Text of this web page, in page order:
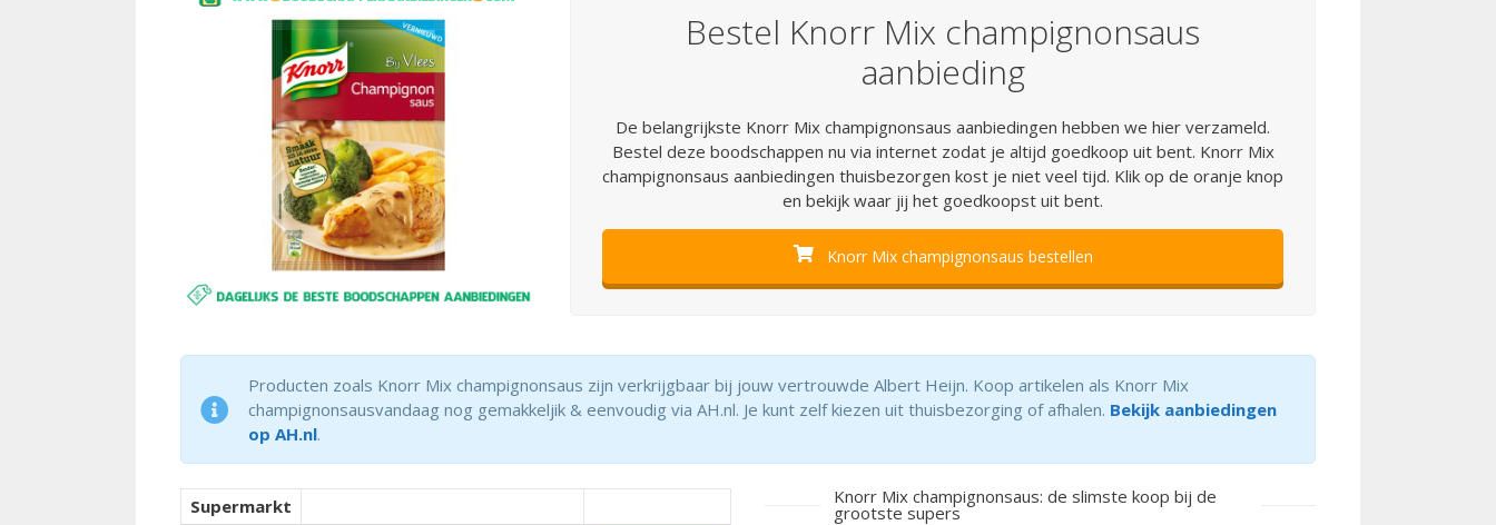
Bestel Knorr Mix champignonsaus
aanbieding
De belangrijkste Knorr Mix champignonsaus aanbiedingen hebben we hier verzameld.
Bestel deze boodschappen nu via internet zodat je altijd goedkoop uit bent. Knorr Mix
champignonsaus aanbiedingen thuisbezorgen kost je niet veel tijd. Klik op de oranje knop
en bekijk waar jij het goedkoopst uit bent.
Knorr Mix champignonsaus bestellen
Producten zoals Knorr Mix champignonsaus zijn verkrijgbaar bij jouw vertrouwde Albert Heijn. Koop artikelen als Knorr Mix
champignonsausvandaag nog gemakkeljik & eenvoudig via AH.nl. Je kunt zelf kiezen uit thuisbezorging of afhalen. Bekijk aanbiedingen
op AH.nl.
Supermarkt Knorr Mix champignonsaus: de slimste koop bij de
grootste supers